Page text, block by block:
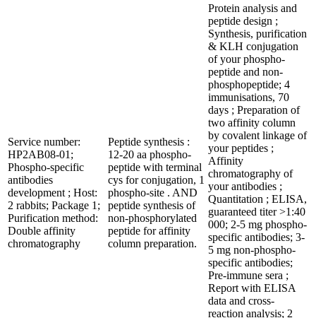
Service number:
HP2AB08-01;
Phospho-specific
antibodies
development ; Host:
2 rabbits; Package 1;
Purification method:
Double affinity
chromatography
Peptide synthesis :
12-20 aa phospho-
peptide with terminal
cys for conjugation, 1
phospho-site . AND
peptide synthesis of
non-phosphorylated
peptide for affinity
column preparation.
Protein analysis and
peptide design ;
Synthesis, purification
& KLH conjugation
of your phospho-
peptide and non-
phosphopeptide; 4
immunisations, 70
days ; Preparation of
two affinity column
by covalent linkage of
your peptides ;
Affinity
chromatography of
your antibodies ;
Quantitation ; ELISA,
guaranteed titer >1:40
000; 2-5 mg phospho-
specific antibodies; 3-
5 mg non-phospho-
specific antibodies;
Pre-immune sera ;
Report with ELISA
data and cross-
reaction analysis; 2